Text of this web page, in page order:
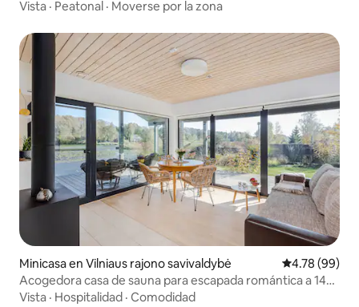
Vista · Peatonal · Moverse por la zona
Minicasa en Vilniaus rajono savivaldybė Calificación
4.78 (99)
Acogedora casa de sauna para escapada romántica a 14
km de Vilna
Vista · Hospitalidad · Comodidad